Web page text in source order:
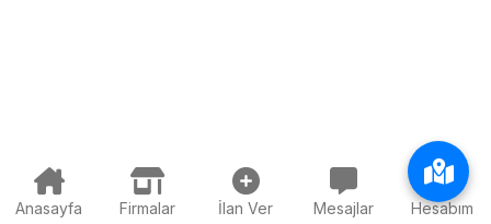
Anasayfa Firmalar İlan Ver Mesajlar Hesabım